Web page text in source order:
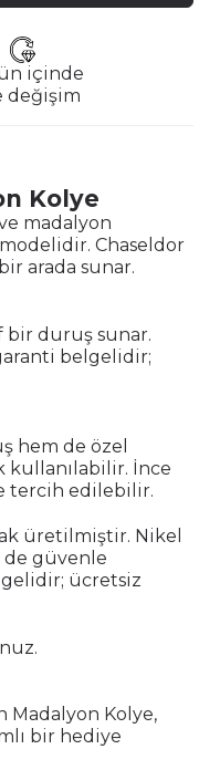
içinde
değişim
Kolye
madalyon
Chaseldor
arada sunar.
bir duruş sunar.
belgelidir;
hem de özel
kullanılabilir. İnce
tercih edilebilir.
üretilmiştir. Nikel
de güvenle
ücretsiz
Madalyon Kolye,
bir hediye